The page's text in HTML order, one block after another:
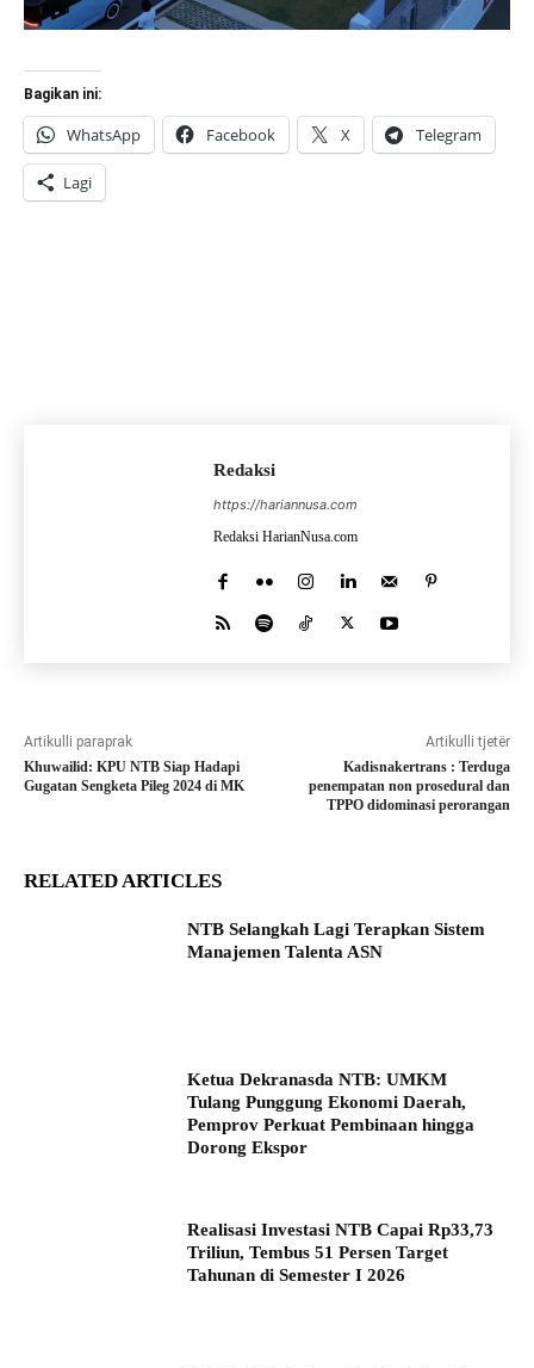
Bagikan ini:
WhatsApp Facebook X Telegram
Lagi
Redaksi
https://hariannusa.com
Redaksi HarianNusa.com
Artikulli paraprak
Khuwailid: KPU NTB Siap Hadapi
Gugatan Sengketa Pileg 2024 di MK
Artikulli tjetër
Kadisnakertrans : Terduga
penempatan non prosedural dan
TPPO didominasi perorangan
RELATED ARTICLES
NTB Selangkah Lagi Terapkan Sistem
Manajemen Talenta ASN
Ketua Dekranasda NTB: UMKM
Tulang Punggung Ekonomi Daerah,
Pemprov Perkuat Pembinaan hingga
Dorong Ekspor
Realisasi Investasi NTB Capai Rp33,73
Triliun, Tembus 51 Persen Target
Tahunan di Semester I 2026